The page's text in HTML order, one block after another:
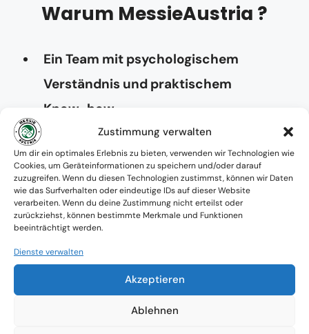
Zustimmung verwalten
Um dir ein optimales Erlebnis zu bieten, verwenden wir Technologien wie
Cookies, um Geräteinformationen zu speichern und/oder darauf
zuzugreifen. Wenn du diesen Technologien zustimmst, können wir Daten
wie das Surfverhalten oder eindeutige IDs auf dieser Website
verarbeiten. Wenn du deine Zustimmung nicht erteilst oder
zurückziehst, können bestimmte Merkmale und Funktionen
beeinträchtigt werden.
Dienste verwalten
Akzeptieren
Ablehnen
Warum MessieAustria ?
Ein Team mit psychologischem
Verständnis und praktischem
Know-how
Verfügbarkeit: Österreichweit
Absolute Diskretion & keine
Zusammenarbeit mit Ämtern ohne
Einverständnis